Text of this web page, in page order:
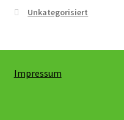
Unkategorisiert
Impressum